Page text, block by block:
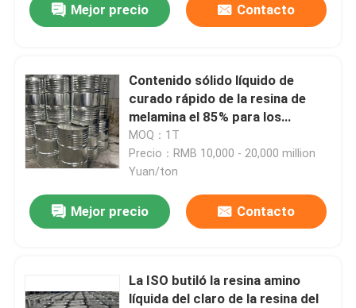
Inicio
Productos
Mejor precio Contacto
Contenido sólido líquido de
curado rápido de la resina de
melamina el 85% para los
esmaltes automotrices
MOQ：1T
Precio：RMB 10,000 - 20,000 million
Yuan/ton
Mejor precio Contacto
La ISO butiló la resina amino
líquida del claro de la resina del